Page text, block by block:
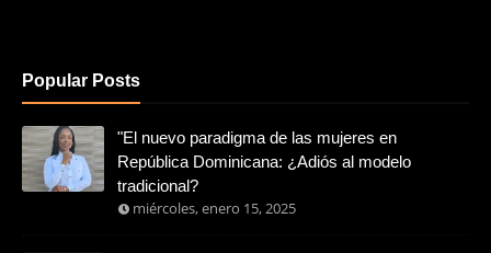
Popular Posts
"El nuevo paradigma de las mujeres en
República Dominicana: ¿Adiós al modelo
tradicional?
miércoles, enero 15, 2025